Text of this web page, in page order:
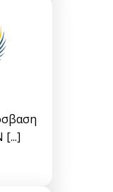
[...]